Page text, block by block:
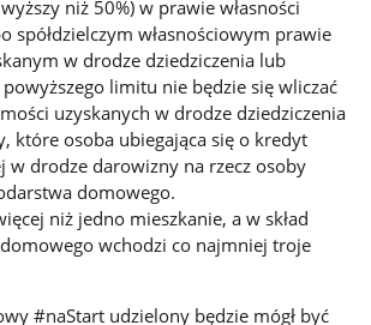
niż 50%) w prawie własności
spółdzielczym własnościowym prawie
w drodze dziedziczenia lub
limitu nie będzie się wliczać
uzyskanych w drodze dziedziczenia
które osoba ubiegająca się o kredyt
w drodze darowizny na rzecz osoby
domowego.
niż jedno mieszkanie, a w skład
wchodzi co najmniej troje
#naStart udzielony będzie mógł być